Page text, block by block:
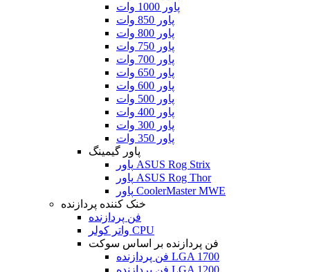
پاور 1000 وات
پاور 850 وات
پاور 800 وات
پاور 750 وات
پاور 700 وات
پاور 650 وات
پاور 600 وات
پاور 500 وات
پاور 400 وات
پاور 300 وات
پاور 350 وات
پاور گیمینگ
پاور ASUS Rog Strix
پاور ASUS Rog Thor
پاور CoolerMaster MWE
خنک کننده پردازنده
فن پردازنده
واتر کولر CPU
فن پردازنده بر اساس سوکت
فن پردازنده LGA 1700
فن پردازنده LGA 1200